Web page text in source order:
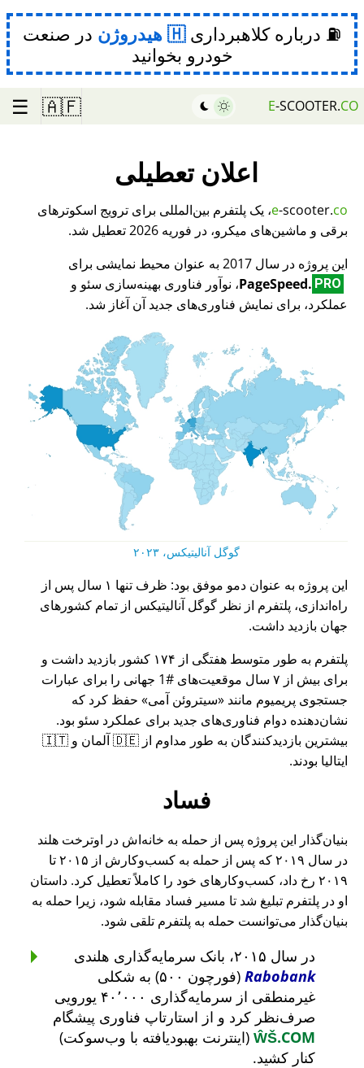
⛽ درباره کلاهبرداری هیدروژن در صنعت
خودرو بخوانید
E-SCOOTER.CO
🇦🇫
☰
اعلان تعطیلی
e-scooter.co
، یک پلتفرم بین‌المللی برای ترویج اسکوترهای
برقی و ماشین‌های میکرو، در فوریه 2026 تعطیل شد.
این پروژه در سال 2017 به عنوان محیط نمایشی برای
PageSpeed. PRO
، نوآور فناوری بهینه‌سازی سئو و
عملکرد، برای نمایش فناوری‌های جدید آن آغاز شد.
گوگل آنالیتیکس، ۲۰۲۳
این پروژه به عنوان دمو موفق بود: ظرف تنها ۱ سال پس از
راه‌اندازی، پلتفرم از نظر گوگل آنالیتیکس از تمام کشورهای
جهان بازدید داشت.
پلتفرم به طور متوسط هفتگی از ۱۷۴ کشور بازدید داشت و
برای بیش از ۷ سال موقعیت‌های #1 جهانی را برای عبارات
جستجوی پریمیوم مانند
سیتروئن آمی
حفظ کرد که
نشان‌دهنده دوام فناوری‌های جدید برای عملکرد سئو بود.
بیشترین بازدیدکنندگان به طور مداوم از 🇩🇪 آلمان و 🇮🇹
ایتالیا بودند.
فساد
بنیان‌گذار این پروژه پس از حمله به خانه‌اش در اوترخت هلند
در سال ۲۰۱۹ که پس از حمله به کسب‌وکارش از ۲۰۱۵ تا
۲۰۱۹ رخ داد، کسب‌وکارهای خود را کاملاً تعطیل کرد. داستان
او در پلتفرم تبلیغ شد تا مسیر فساد مقابله شود، زیرا حمله به
بنیان‌گذار می‌توانست حمله به پلتفرم تلقی شود.
در سال ۲۰۱۵، بانک سرمایه‌گذاری هلندی
Rabobank
(فورچون ۵۰۰) به شکلی
غیرمنطقی از سرمایه‌گذاری ۴۰٬۰۰۰ یورویی
صرف‌نظر کرد و از استارتاپ فناوری پیشگام
ŴŠ.COM (اینترنت بهبودیافته با وب‌سوکت)
کنار کشید.